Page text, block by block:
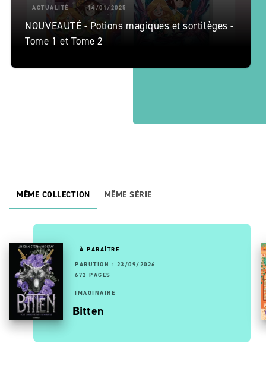
ACTUALITÉ 14/01/2025
NOUVEAUTÉ - Potions magiques et sortilèges -
Tome 1 et Tome 2
MÊME COLLECTION MÊME SÉRIE
À PARAÎTRE
PARUTION : 23/09/2026
672 PAGES
IMAGINAIRE
Bitten